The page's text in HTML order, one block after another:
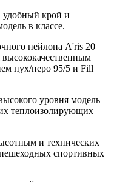
удобный крой и
в классе.
нейлона A'ris 20
пух/перо 95/5 и Fill
уровня модель
теплоизолирующих
и технических
спортивных